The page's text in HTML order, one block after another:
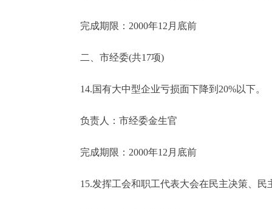
完成期限：2000年12月底前
二、市经委(共17项)
14.国有大中型企业亏损面下降到20%以下。
负责人：市经委金生官
完成期限：2000年12月底前
15.发挥工会和职工代表大会在民主决策、民